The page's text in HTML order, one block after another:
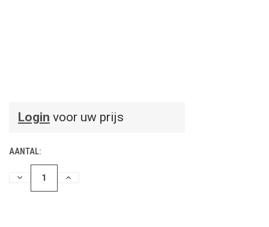
Login voor uw prijs
AANTAL:
HOEVEELHEIDHOEVEELHEID